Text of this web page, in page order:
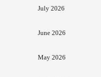
July 2026
June 2026
May 2026